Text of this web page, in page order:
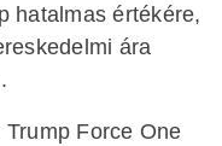
hatalmas értékére,
ára
Force One